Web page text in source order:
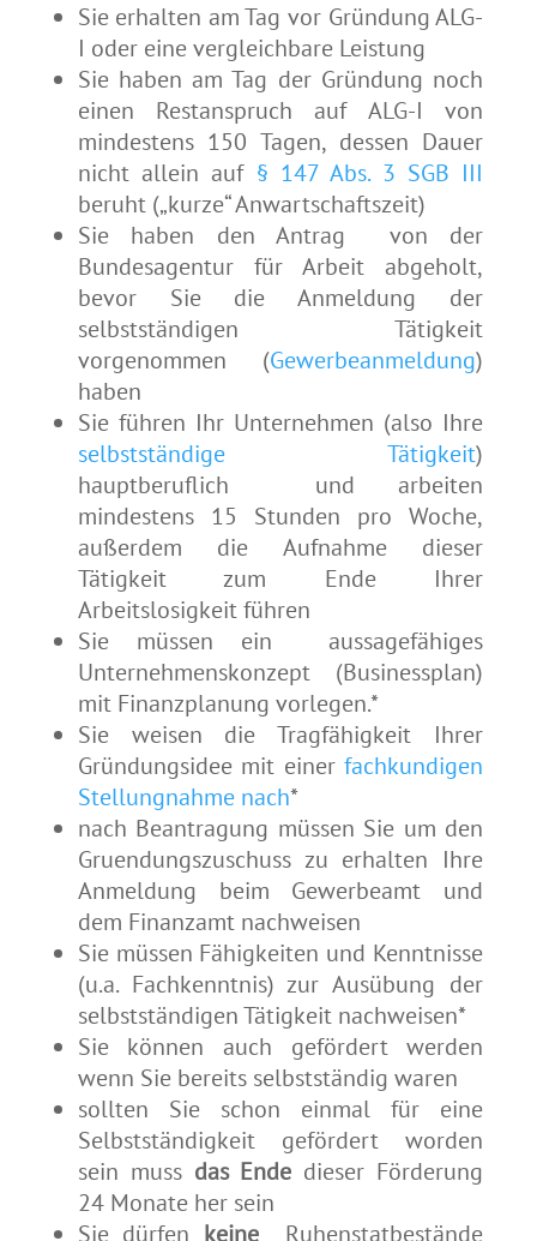
Sie erhalten am Tag vor Gründung ALG-
I oder eine vergleichbare Leistung
Sie haben am Tag der Gründung noch
einen Restanspruch auf ALG-I von
mindestens 150 Tagen, dessen Dauer
nicht allein auf § 147 Abs. 3 SGB III
beruht („kurze“ Anwartschaftszeit)
Sie haben den Antrag von der
Bundesagentur für Arbeit abgeholt,
bevor Sie die Anmeldung der
selbstständigen Tätigkeit
vorgenommen (Gewerbeanmeldung)
haben
Sie führen Ihr Unternehmen (also Ihre
selbstständige Tätigkeit)
hauptberuflich und arbeiten
mindestens 15 Stunden pro Woche,
außerdem die Aufnahme dieser
Tätigkeit zum Ende Ihrer
Arbeitslosigkeit führen
Sie müssen ein aussagefähiges
Unternehmenskonzept (Businessplan)
mit Finanzplanung vorlegen.*
Sie weisen die Tragfähigkeit Ihrer
Gründungsidee mit einerfachkundigen
Stellungnahme nach*
nach Beantragung müssen Sie um den
Gruendungszuschuss zu erhalten Ihre
Anmeldung beim Gewerbeamt und
dem Finanzamt nachweisen
Sie müssen Fähigkeiten und Kenntnisse
(u.a. Fachkenntnis) zur Ausübung der
selbstständigen Tätigkeit nachweisen*
Sie können auch gefördert werden
wenn Sie bereits selbstständig waren
sollten Sie schon einmal für eine
Selbstständigkeit gefördert worden
sein muss das Ende dieser Förderung
24 Monate her sein
Sie dürfen keineRuhenstatbestände